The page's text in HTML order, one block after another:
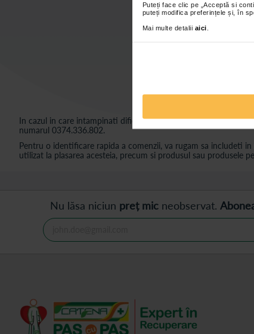
Puteți face clic pe „Acceptă si
puteți modifica preferințele și, în
Mai multe detalii aici
In cazul in care intampinati dificultati in completarea acestui
numarul 0374.336.802.
Pentru o identificare rapida a comenzii, va rugam sa includeti
utilizat la plasarea acesteia, precum si produsul sau produsele
Nu lăsa niciun preț mic neobservat.